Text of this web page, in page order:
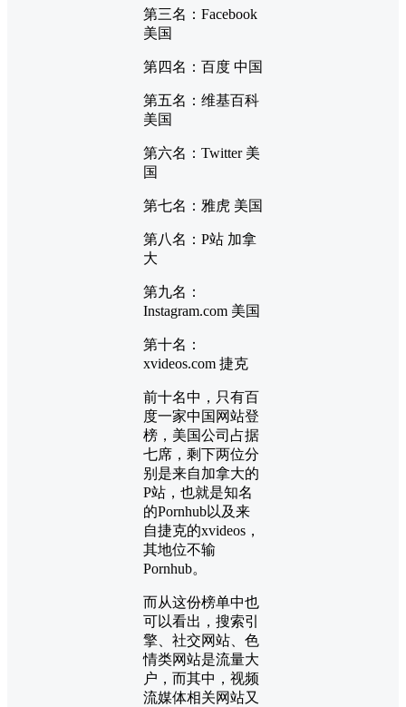
第三名：Facebook
美国
第四名：百度 中国
第五名：维基百科
美国
第六名：Twitter 美
国
第七名：雅虎 美国
第八名：P站 加拿
大
第九名：
Instagram.com 美国
第十名：
xvideos.com 捷克
前十名中，只有百
度一家中国网站登
榜，美国公司占据
七席，剩下两位分
别是来自加拿大的
P站，也就是知名
的Pornhub以及来
自捷克的xvideos，
其地位不输
Pornhub。
而从这份榜单中也
可以看出，搜索引
擎、社交网站、色
情类网站是流量大
户，而其中，视频
流媒体相关网站又